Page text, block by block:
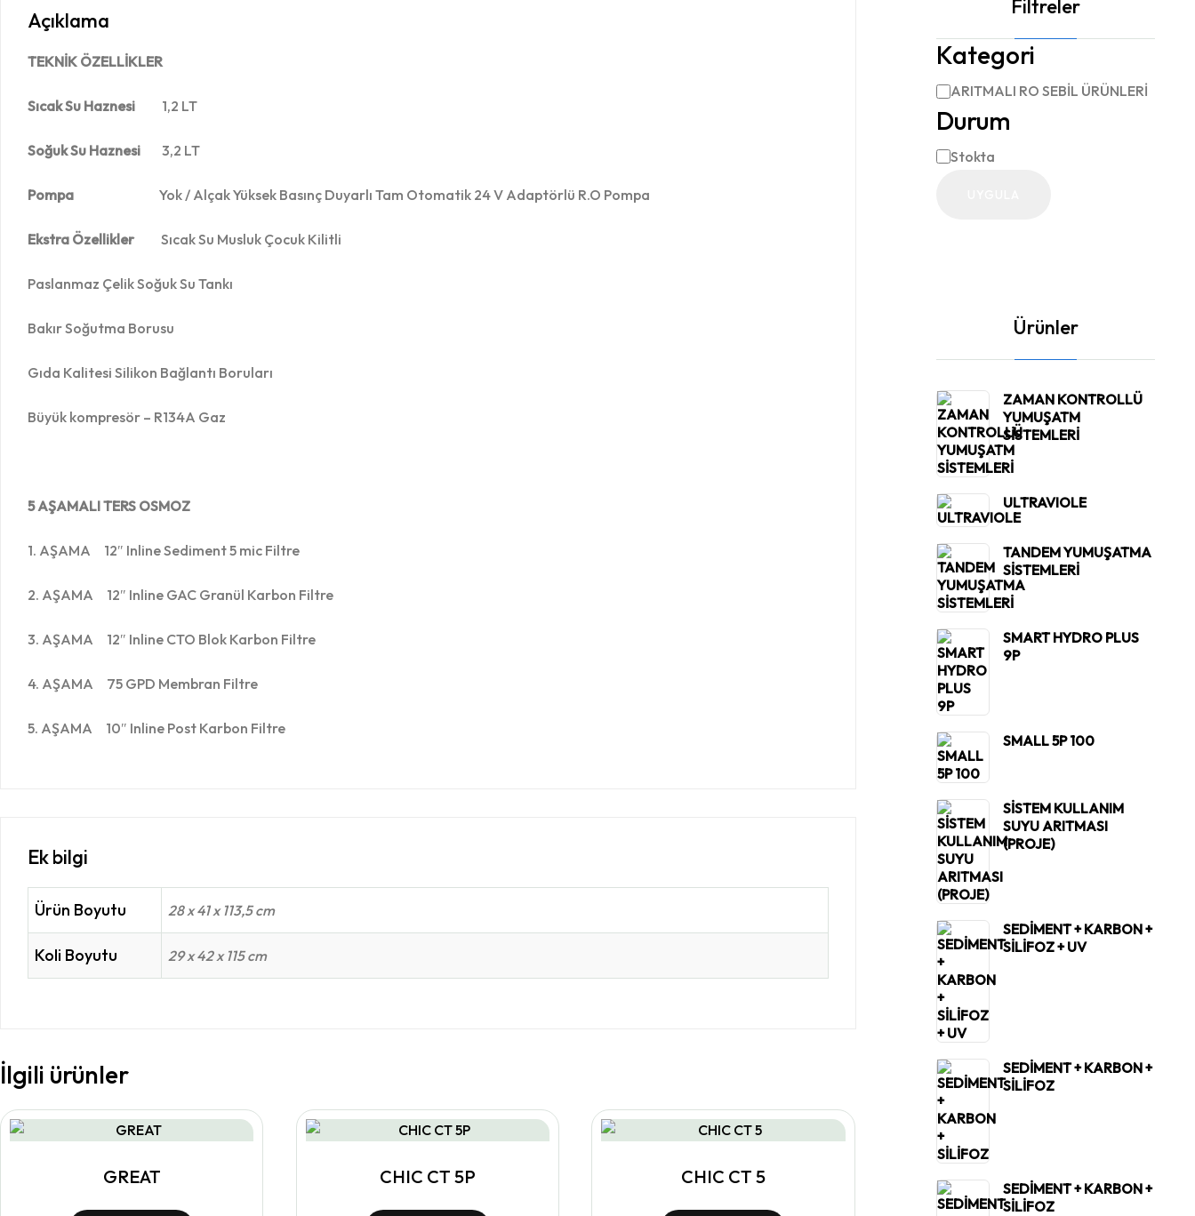
Açıklama
TEKNİK ÖZELLİKLER
Sıcak Su Haznesi 1,2 LT
Soğuk Su Haznesi 3,2 LT
Pompa Yok / Alçak Yüksek Basınç Duyarlı Tam Otomatik 24 V Adaptörlü R.O Pompa
Ekstra Özellikler Sıcak Su Musluk Çocuk Kilitli
Paslanmaz Çelik Soğuk Su Tankı
Bakır Soğutma Borusu
Gıda Kalitesi Silikon Bağlantı Boruları
Büyük kompresör – R134A Gaz
5 AŞAMALI TERS OSMOZ
1. AŞAMA 12″ Inline Sediment 5 mic Filtre
2. AŞAMA 12″ Inline GAC Granül Karbon Filtre
3. AŞAMA 12″ Inline CTO Blok Karbon Filtre
4. AŞAMA 75 GPD Membran Filtre
5. AŞAMA 10″ Inline Post Karbon Filtre
Ek bilgi
Ürün Boyutu 28 x 41 x 113,5 cm
Koli Boyutu 29 x 42 x 115 cm
İlgili ürünler
GREAT CHIC CT 5P CHIC CT 5
Filtreler
Kategori
Kategori
ARITMALI RO SEBİL ÜRÜNLERİ
Durum
Durum
Stokta
Ürünler
ZAMAN KONTROLLÜ
YUMUŞATM
SİSTEMLERİ
ULTRAVIOLE
TANDEM YUMUŞATMA
SİSTEMLERİ
SMART HYDRO PLUS
9P
SMALL 5P 100
SİSTEM KULLANIM
SUYU ARITMASI
(PROJE)
SEDİMENT + KARBON +
SİLİFOZ + UV
SEDİMENT + KARBON +
SİLİFOZ
SEDİMENT + KARBON +
SİLİFOZ